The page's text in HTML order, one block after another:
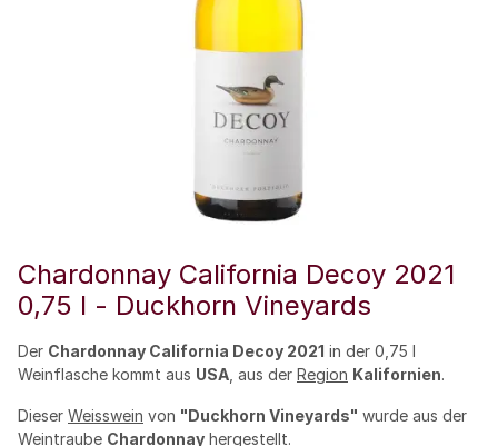
Chardonnay California Decoy 2021
0,75 l - Duckhorn Vineyards
Der Chardonnay California Decoy 2021 in der 0,75 l
Weinflasche kommt aus USA , aus der Region Kalifornien.
Dieser Weisswein von "Duckhorn Vineyards" wurde aus der
Weintraube Chardonnay hergestellt.